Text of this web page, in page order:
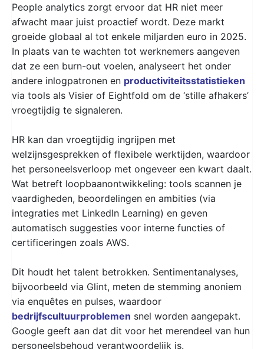
People analytics zorgt ervoor dat HR niet meer
afwacht maar juist proactief wordt. Deze markt
groeide globaal al tot enkele miljarden euro in 2025.
In plaats van te wachten tot werknemers aangeven
dat ze een burn-out voelen, analyseert het onder
andere inlogpatronen en productiviteitsstatistieken
via tools als Visier of Eightfold om de ‘stille afhakers’
vroegtijdig te signaleren.
HR kan dan vroegtijdig ingrijpen met
welzijnsgesprekken of flexibele werktijden, waardoor
het personeelsverloop met ongeveer een kwart daalt.
Wat betreft loopbaanontwikkeling: tools scannen je
vaardigheden, beoordelingen en ambities (via
integraties met LinkedIn Learning) en geven
automatisch suggesties voor interne functies of
certificeringen zoals AWS.
Dit houdt het talent betrokken. Sentimentanalyses,
bijvoorbeeld via Glint, meten de stemming anoniem
via enquêtes en pulses, waardoor
bedrijfscultuurproblemen snel worden aangepakt.
Google geeft aan dat dit voor het merendeel van hun
personeelsbehoud verantwoordelijk is.